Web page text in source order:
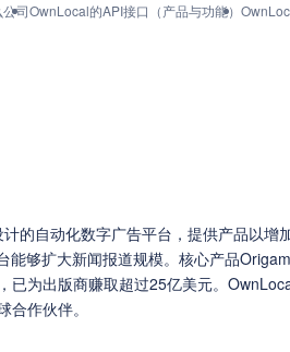
司OwnLocal的API接口（产品与功能）
的自动化数字广告平台，提供产品以增
能够扩大新闻报道规模。核心产品
已为出版商赚取超过25亿美元。
作伙伴。